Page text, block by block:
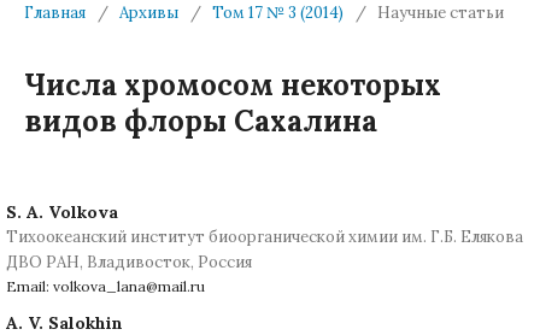
Главная / Архивы / Том 17 № 3 (2014) / Научные статьи
Числа хромосом некоторых
видов флоры Сахалина
S. A. Volkova
Тихоокеанский институт биоорганической химии им. Г.Б. Елякова
ДВО РАН, Владивосток, Россия
Email: volkova_lana@mail.ru
A. V. Salokhin